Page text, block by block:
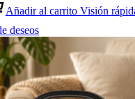
Añadir al carrito Visión
deseos